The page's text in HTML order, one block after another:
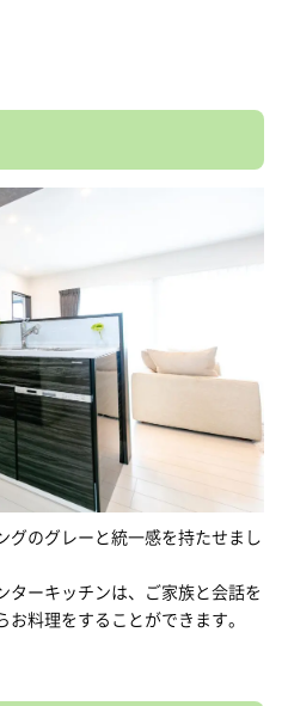
グのグレーと統一感を持たせまし
ターキッチンは、ご家族と会話を
料理をすることができます。